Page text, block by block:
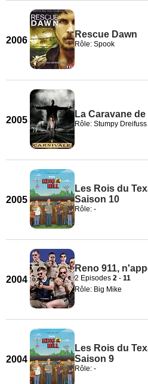
2006
Rescue Dawn
Rôle: Spook
2005
La Caravane
Rôle: Stumpy Dreifuss
2005
Les Rois du
Saison 10
Rôle: -
2004
Reno 911,
2 Episodes 2 - 11
Rôle: Big Mike
2004
Les Rois du
Saison 9
Rôle: -